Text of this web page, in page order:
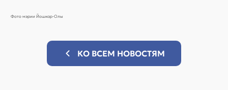
Фото мэрии Йошкар-Олы
КО ВСЕМ НОВОСТЯМ